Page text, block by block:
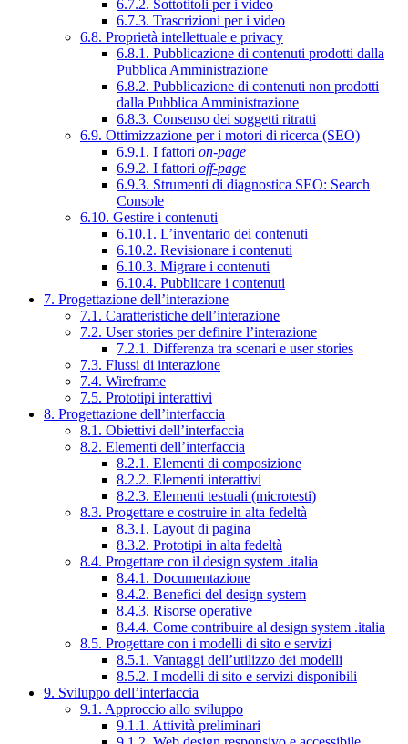
6.7.2. Sottotitoli per i video
6.7.3. Trascrizioni per i video
6.8. Proprietà intellettuale e privacy
6.8.1. Pubblicazione di contenuti prodotti dalla
Pubblica Amministrazione
6.8.2. Pubblicazione di contenuti non prodotti
dalla Pubblica Amministrazione
6.8.3. Consenso dei soggetti ritratti
6.9. Ottimizzazione per i motori di ricerca (SEO)
6.9.1. I fattori on-page
6.9.2. I fattori off-page
6.9.3. Strumenti di diagnostica SEO: Search
Console
6.10. Gestire i contenuti
6.10.1. L’inventario dei contenuti
6.10.2. Revisionare i contenuti
6.10.3. Migrare i contenuti
6.10.4. Pubblicare i contenuti
7. Progettazione dell’interazione
7.1. Caratteristiche dell’interazione
7.2. User stories per definire l’interazione
7.2.1. Differenza tra scenari e user stories
7.3. Flussi di interazione
7.4. Wireframe
7.5. Prototipi interattivi
8. Progettazione dell’interfaccia
8.1. Obiettivi dell’interfaccia
8.2. Elementi dell’interfaccia
8.2.1. Elementi di composizione
8.2.2. Elementi interattivi
8.2.3. Elementi testuali (microtesti)
8.3. Progettare e costruire in alta fedeltà
8.3.1. Layout di pagina
8.3.2. Prototipi in alta fedeltà
8.4. Progettare con il design system .italia
8.4.1. Documentazione
8.4.2. Benefici del design system
8.4.3. Risorse operative
8.4.4. Come contribuire al design system .italia
8.5. Progettare con i modelli di sito e servizi
8.5.1. Vantaggi dell’utilizzo dei modelli
8.5.2. I modelli di sito e servizi disponibili
9. Sviluppo dell’interfaccia
9.1. Approccio allo sviluppo
9.1.1. Attività preliminari